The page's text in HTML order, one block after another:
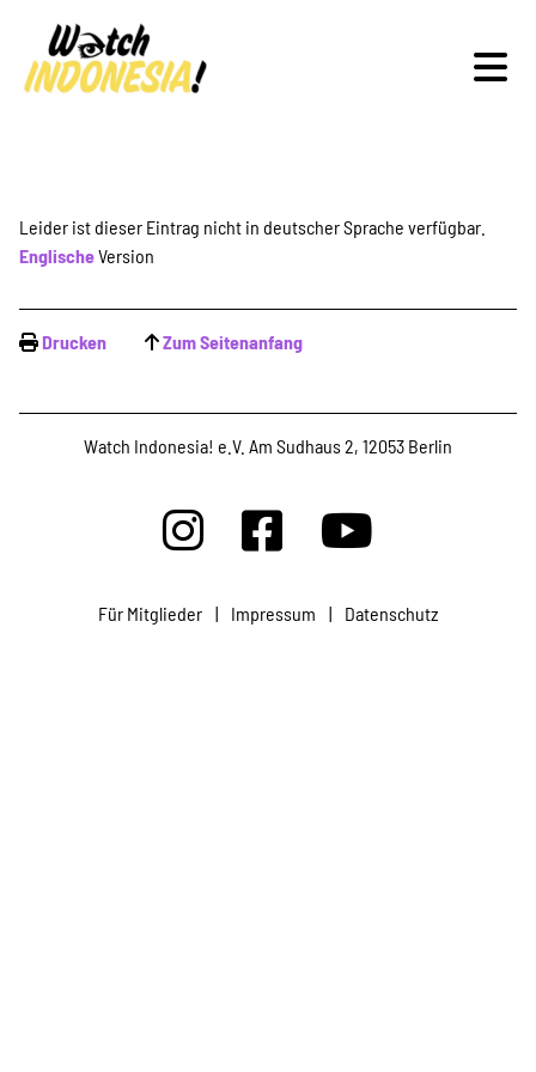
Schwerpunkte
Veranstaltungen
Publikationen
Projekte
Leider ist dieser Eintrag nicht in deutscher Sprache verfügbar.
EnglischeVersion
Drucken Zum Seitenanfang
Watch Indonesia! e.V. Am Sudhaus 2, 12053 Berlin
Für Mitglieder | Impressum | Datenschutz